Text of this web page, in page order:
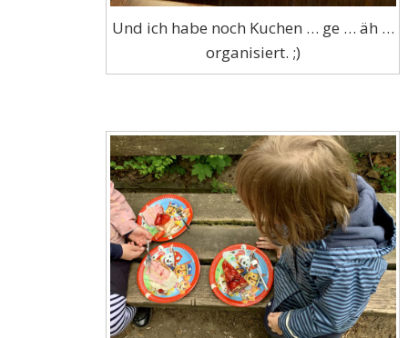
Und ich habe noch Kuchen … ge … äh …
organisiert. ;)